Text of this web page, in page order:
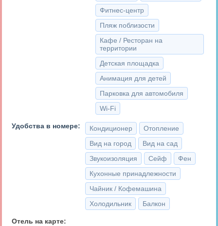
Фитнес-центр
Пляж поблизости
Кафе / Ресторан на
территории
Детская площадка
Анимация для детей
Парковка для автомобиля
Wi-Fi
Удобства в номере: Кондиционер
Отопление
Вид на город
Вид на сад
Звукоизоляция
Сейф
Фен
Кухонные принадлежности
Чайник / Кофемашина
Холодильник
Балкон
Отель на карте: